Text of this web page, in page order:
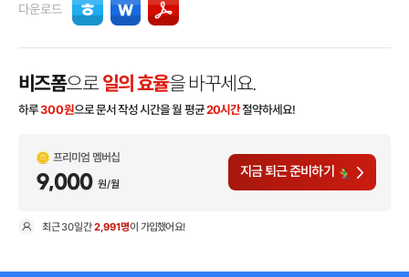
다운로드
비즈폼으로 일의 효율을 바꾸세요.
하루300원으로 문서 작성 시간을 월 평균20시간절약하세요!
프리미엄 멤버십
9,000 원/월
지금 퇴근 준비하기
최근30일간2,991명이 가입했어요!